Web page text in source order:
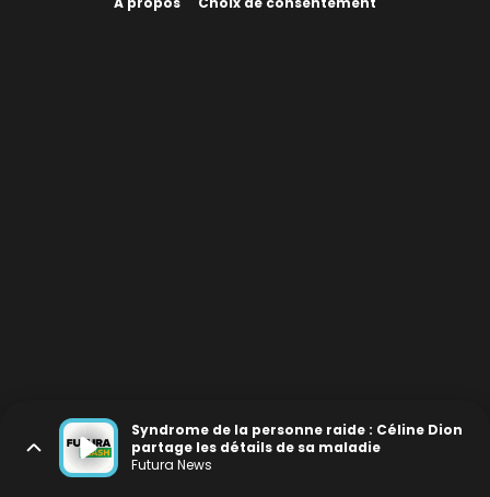
Syndrome de la personne raide : Céline Dion
partage les détails de sa maladie
Futura News